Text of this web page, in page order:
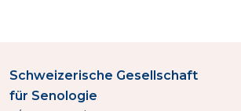
Schweizerische Gesellschaft
für Senologie